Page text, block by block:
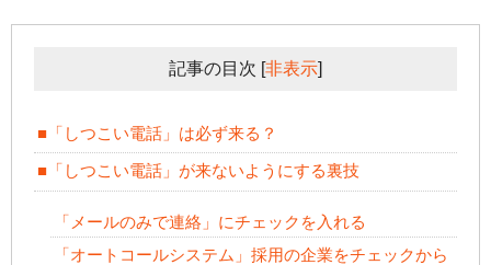
記事の目次 [非表示]
■「しつこい電話」は必ず来る？
■「しつこい電話」が来ないようにする裏技
「メールのみで連絡」にチェックを入れる
「オートコールシステム」採用の企業をチェックから